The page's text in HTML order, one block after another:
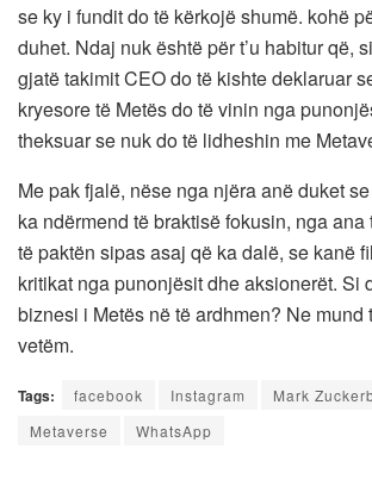
se ky i fundit do të kërkojë shumë. kohë
duhet. Ndaj nuk është për t’u habitur që,
gjatë takimit CEO do të kishte deklaruar
kryesore të Metës do të vinin nga
theksuar se nuk do të lidheshin me
Me pak fjalë, nëse nga njëra anë duket
ka ndërmend të braktisë fokusin, nga ana
të paktën sipas asaj që ka dalë, se kanë
kritikat nga punonjësit dhe aksionerët. Si
biznesi i Metës në të ardhmen? Ne mund
vetëm.
Tags: facebook Instagram Mark
Metaverse
WhatsApp